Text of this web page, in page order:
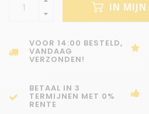
IN MIJN
VOOR 14:00 BESTELD,
VANDAAG
VERZONDEN!
BETAAL IN 3
TERMIJNEN MET 0%
RENTE